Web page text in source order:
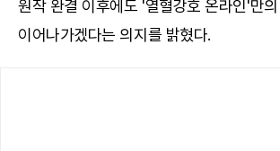
원작 완결 이후에도 '열혈강호 온라인'만
이어나가겠다는 의지를 밝혔다.